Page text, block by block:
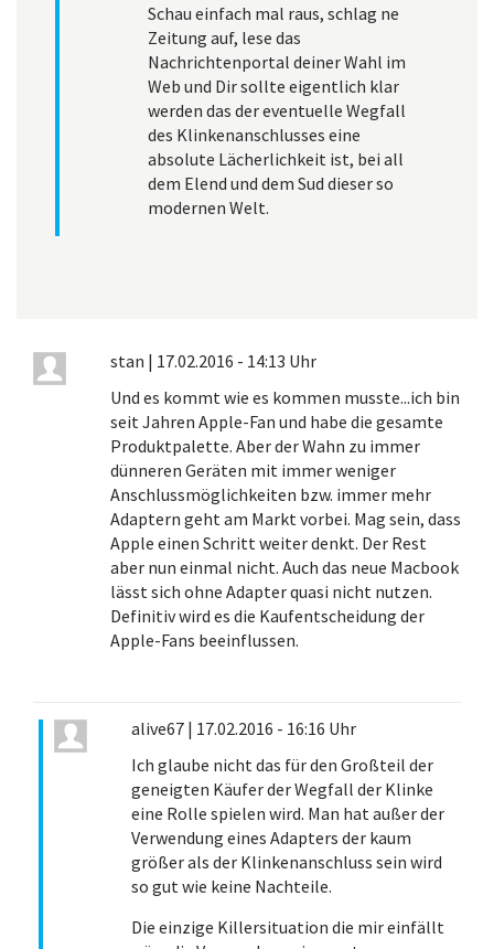
Schau einfach mal raus, schlag ne
Zeitung auf, lese das
Nachrichtenportal deiner Wahl im
Web und Dir sollte eigentlich klar
werden das der eventuelle Wegfall
des Klinkenanschlusses eine
absolute Lächerlichkeit ist, bei all
dem Elend und dem Sud dieser so
modernen Welt.
stan | 17.02.2016 - 14:13 Uhr
Und es kommt wie es kommen musste...ich bin
seit Jahren Apple-Fan und habe die gesamte
Produktpalette. Aber der Wahn zu immer
dünneren Geräten mit immer weniger
Anschlussmöglichkeiten bzw. immer mehr
Adaptern geht am Markt vorbei. Mag sein, dass
Apple einen Schritt weiter denkt. Der Rest
aber nun einmal nicht. Auch das neue Macbook
lässt sich ohne Adapter quasi nicht nutzen.
Definitiv wird es die Kaufentscheidung der
Apple-Fans beeinflussen.
alive67 | 17.02.2016 - 16:16 Uhr
Ich glaube nicht das für den Großteil der
geneigten Käufer der Wegfall der Klinke
eine Rolle spielen wird. Man hat außer der
Verwendung eines Adapters der kaum
größer als der Klinkenanschluss sein wird
so gut wie keine Nachteile.
Die einzige Killersituation die mir einfällt